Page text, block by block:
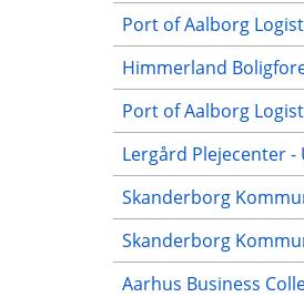
Port of Aalborg
Himmerland
Port of Aalborg
Lergård Plejecenter
Skanderborg
Skanderborg
Aarhus Business